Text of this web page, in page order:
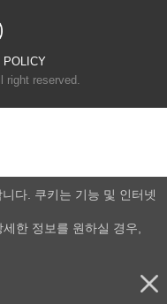
POLICY
right reserved.
다. 쿠키는 기능 및 인터넷
한 정보를 원하실 경우,